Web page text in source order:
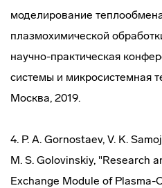
моделирование
плазмохимической
научно-практическая
системы и
Москва, 2019.
4. P. A. Gornostaev, V. K.
M. S. Golovinskiy, "Research
Exchange Module of Plasma-